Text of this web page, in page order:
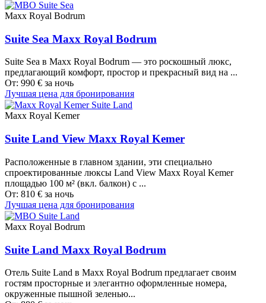
Maxx Royal Bodrum
Suite Sea Maxx Royal Bodrum
Suite Sea в Maxx Royal Bodrum — это роскошный люкс,
предлагающий комфорт, простор и прекрасный вид на ...
От: 990 € за ночь
Лучшая цена для бронирования
Maxx Royal Kemer
Suite Land View Maxx Royal Kemer
Расположенные в главном здании, эти специально
спроектированные люксы Land View Maxx Royal Kemer
площадью 100 м² (вкл. балкон) с ...
От: 810 € за ночь
Лучшая цена для бронирования
Maxx Royal Bodrum
Suite Land Maxx Royal Bodrum
Отель Suite Land в Maxx Royal Bodrum предлагает своим
гостям просторные и элегантно оформленные номера,
окруженные пышной зеленью...